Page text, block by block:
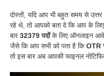
दोस्तों, यदि आप भी बहुत समय से
रहे थे, तो आपको बता दे कि आप के
बार 32379 पदोंके लिए ऑनलाइन
जैसे कि आप सभी को पता है कि OTR
तो इस बार अब आपकी फाइनल